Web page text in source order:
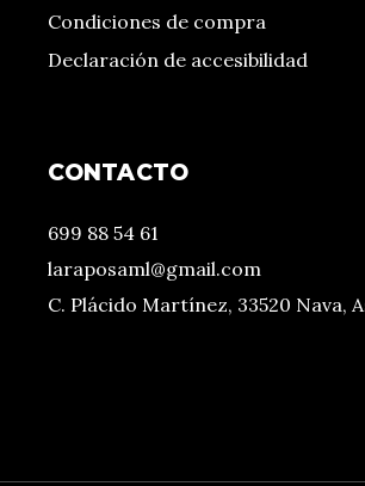
Condiciones de compra
Declaración de accesibilidad
CONTACTO
699 88 54 61
laraposaml@gmail.com
C. Plácido Martínez, 33520 Nava,